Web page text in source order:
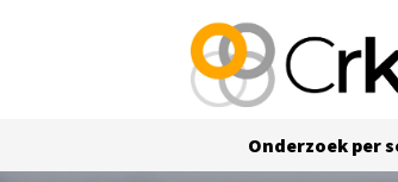
Onderzoek per